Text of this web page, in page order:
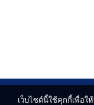
เว็บไซต์นี้ใช้คุกกี้เพื่อใ